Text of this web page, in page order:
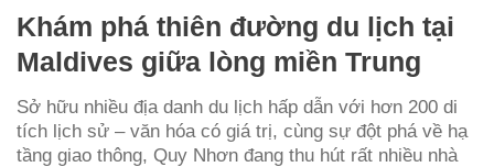
Khám phá thiên đường du lịch tại
Maldives giữa lòng miền Trung
Sở hữu nhiều địa danh du lịch hấp dẫn với hơn 200 di
tích lịch sử – văn hóa có giá trị, cùng sự đột phá về hạ
tầng giao thông, Quy Nhơn đang thu hút rất nhiều nhà